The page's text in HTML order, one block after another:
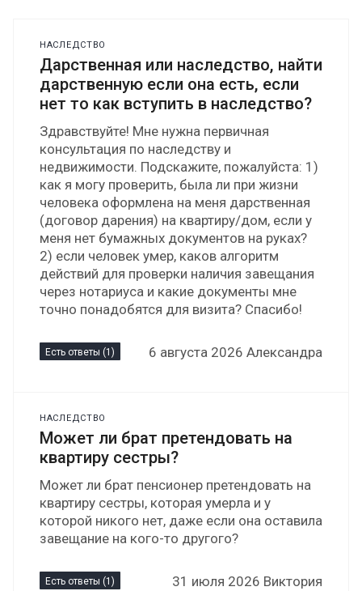
НАСЛЕДСТВО
Дарственная или наследство, найти
дарственную если она есть, если
нет то как вступить в наследство?
Здравствуйте! Мне нужна первичная
консультация по наследству и
недвижимости. Подскажите, пожалуйста: 1)
как я могу проверить, была ли при жизни
человека оформлена на меня дарственная
(договор дарения) на квартиру/дом, если у
меня нет бумажных документов на руках?
2) если человек умер, каков алгоритм
действий для проверки наличия завещания
через нотариуса и какие документы мне
точно понадобятся для визита? Спасибо!
Есть ответы (1) 6 августа 2026 Александра
НАСЛЕДСТВО
Может ли брат претендовать на
квартиру сестры?
Может ли брат пенсионер претендовать на
квартиру сестры, которая умерла и у
которой никого нет, даже если она оставила
завещание на кого-то другого?
Есть ответы (1) 31 июля 2026 Виктория